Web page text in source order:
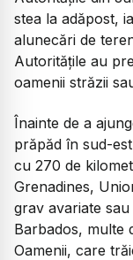
stea la adăpost,
alunecări de
Autoritățile au
oamenii străzii
Înainte de a
prăpăd în sud-
cu 270 de
Grenadines,
grav avariate
Barbados, multe
Oamenii, care